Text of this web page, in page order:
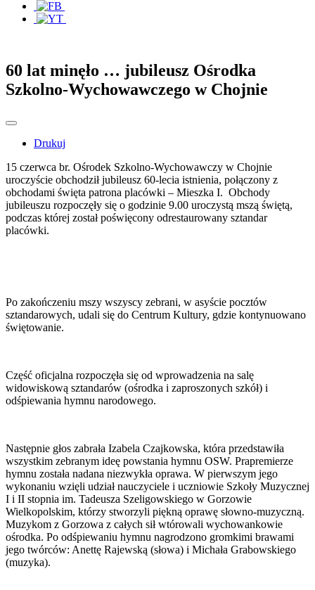
60 lat minęło … jubileusz Ośrodka
Szkolno-Wychowawczego w Chojnie
Drukuj
15 czerwca br. Ośrodek Szkolno-Wychowawczy w Chojnie
uroczyście obchodził jubileusz 60-lecia istnienia, połączony z
obchodami święta patrona placówki – Mieszka I. Obchody
jubileuszu rozpoczęły się o godzinie 9.00 uroczystą mszą świętą,
podczas której został poświęcony odrestaurowany sztandar
placówki.
Po zakończeniu mszy wszyscy zebrani, w asyście pocztów
sztandarowych, udali się do Centrum Kultury, gdzie kontynuowano
świętowanie.
Część oficjalna rozpoczęła się od wprowadzenia na salę
widowiskową sztandarów (ośrodka i zaproszonych szkół) i
odśpiewania hymnu narodowego.
Następnie głos zabrała Izabela Czajkowska, która przedstawiła
wszystkim zebranym ideę powstania hymnu OSW. Prapremierze
hymnu została nadana niezwykła oprawa. W pierwszym jego
wykonaniu wzięli udział nauczyciele i uczniowie Szkoły Muzycznej
I i II stopnia im. Tadeusza Szeligowskiego w Gorzowie
Wielkopolskim, którzy stworzyli piękną oprawę słowno-muzyczną.
Muzykom z Gorzowa z całych sił wtórowali wychowankowie
ośrodka. Po odśpiewaniu hymnu nagrodzono gromkimi brawami
jego twórców: Anettę Rajewską (słowa) i Michała Grabowskiego
(muzyka).